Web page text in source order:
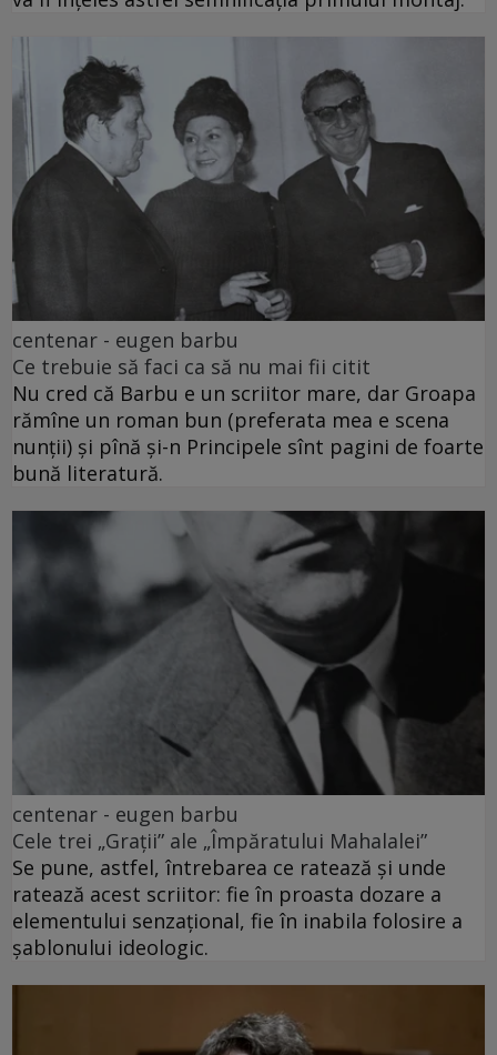
centenar - eugen barbu
Ce trebuie să faci ca să nu mai fii citit
Nu cred că Barbu e un scriitor mare, dar Groapa
rămîne un roman bun (preferata mea e scena
nunții) și pînă și-n Principele sînt pagini de foarte
bună literatură.
centenar - eugen barbu
Cele trei „Grații” ale „Împăratului Mahalalei”
Se pune, astfel, întrebarea ce ratează și unde
ratează acest scriitor: fie în proasta dozare a
elementului senzațional, fie în inabila folosire a
șablonului ideologic.